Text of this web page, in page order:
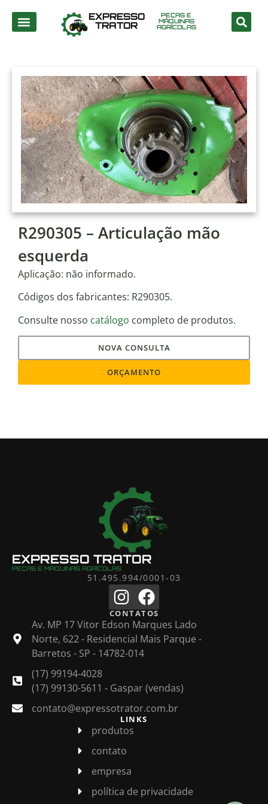
EXPRESSO
TRATOR
PEÇAS E
MÁQUINAS
AGRÍCOLAS
R290305 – Articulação mão
esquerda
Aplicação: não informado.
Códigos dos fabricantes: R290305.
Consulte nosso catálogo completo de produtos.
NOVA CONSULTA
ORÇAMENTO
EXPRESSO TRATOR
PEÇAS E MÁQUINAS AGRÍCOLAS
51.495.994/0001-03
CONTATOS
Av. MP 17 Vitor Edson Marques Lado
Norte, 622 - Residencial Mais Parque -
Barretos - SP - 14782-014
(17) 99194-4028
(17) 99130-5611 - Gaspar (vendas)
contato@expressotrator.com.br
LINKS
produtos
contato
empresa
política de privacidade